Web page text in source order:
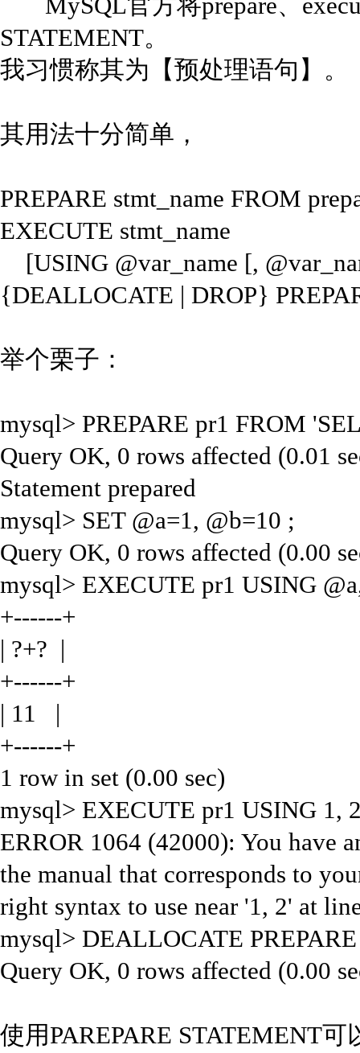
MySQL官方将prepare、
STATEMENT。
我习惯称其为【预处理语句】。
其用法十分简单，
PREPARE stmt_name FROM
EXECUTE stmt_name
[USING @var_name [,
{DEALLOCATE | DROP}
举个栗子：
mysql> PREPARE pr1 FROM
Query OK, 0 rows affected (0.01
Statement prepared
mysql> SET @a=1, @b=10 ;
Query OK, 0 rows affected (0.00
mysql> EXECUTE pr1 USING
+------+
| ?+? |
+------+
| 11 |
+------+
1 row in set (0.00 sec)
mysql> EXECUTE pr1 USING
ERROR 1064 (42000): You have
the manual that corresponds to
right syntax to use near '1, 2' at
mysql> DEALLOCATE
Query OK, 0 rows affected (0.00
使用PAREPARE STATEMENT